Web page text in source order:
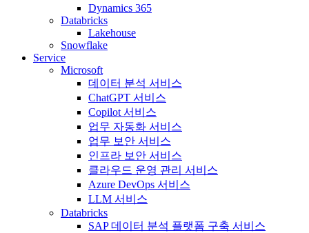
Dynamics 365
Databricks
Lakehouse
Snowflake
Service
Microsoft
데이터 분석 서비스
ChatGPT 서비스
Copilot 서비스
업무 자동화 서비스
업무 보안 서비스
인프라 보안 서비스
클라우드 운영 관리 서비스
Azure DevOps 서비스
LLM 서비스
Databricks
SAP 데이터 분석 플랫폼 구축 서비스